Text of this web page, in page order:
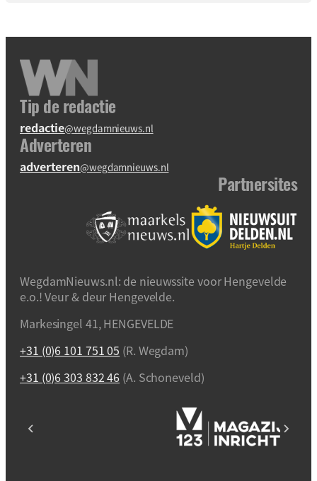
Tip de redactie
redactie@wegdamnieuws.nl
Adverteren
adverteren@wegdamnieuws.nl
Partnersites
WegdamNieuws.nl: de nieuwssite voor Hengevelde
e.o.! Veur & deur Hengevelde.
Markesingel 41, HENGEVELDE
+31 (0)6 101 751 05 (R. Wegdam)
+31 (0)6 303 832 46 (A. Schoneveld)